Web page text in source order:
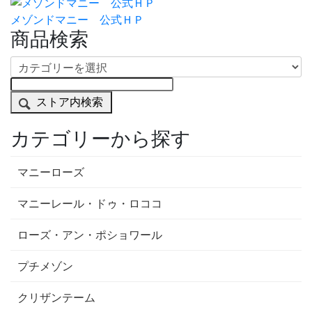
メゾンドマニー 公式ＨＰ
商品検索
ストア内検索
カテゴリーから探す
マニーローズ
マニーレール・ドゥ・ロココ
ローズ・アン・ポショワール
プチメゾン
クリザンテーム